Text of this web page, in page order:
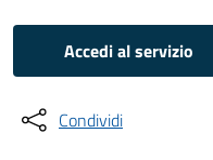
Accedi al servizio
Condividi